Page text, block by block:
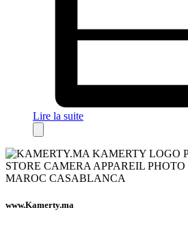
Lire la suite
www.Kamerty.ma